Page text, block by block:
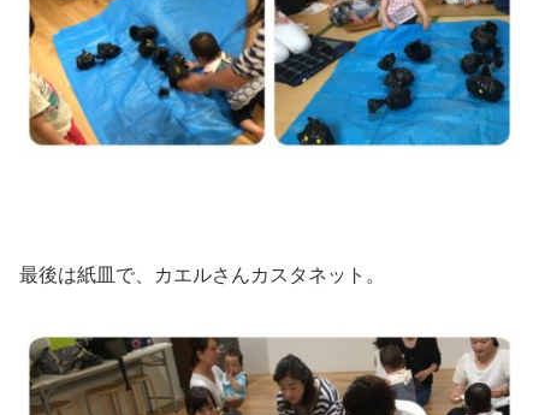
最後は紙皿で、カエルさんカスタネット。